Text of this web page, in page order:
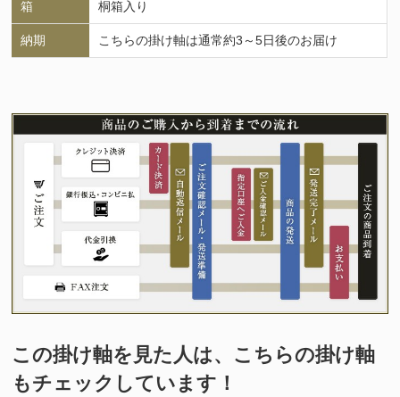
箱 桐箱入り
納期 こちらの掛け軸は通常約3～5日後のお届け
この掛け軸を見た人は、こちらの掛け軸
もチェックしています！